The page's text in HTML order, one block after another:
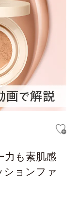
力も素肌感
ションファ